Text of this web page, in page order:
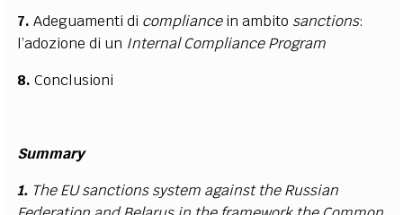
7. Adeguamenti di compliancein ambito sanctions:
l’adozione di un Internal Compliance Program
8. Conclusioni
Summary
1. The EU sanctions system against the Russian